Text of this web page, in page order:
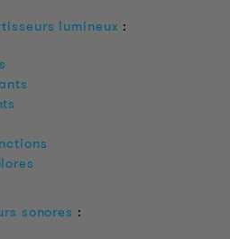
lumineux :
sonores :